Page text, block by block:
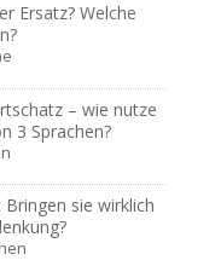
Ersatz? Welche
– wie nutze
3 Sprachen?
sie wirklich